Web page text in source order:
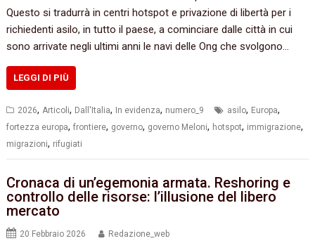
Questo si tradurrà in centri hotspot e privazione di libertà per i
richiedenti asilo, in tutto il paese, a cominciare dalle città in cui
sono arrivate negli ultimi anni le navi delle Ong che svolgono…
LEGGI DI PIÙ
2026,Articoli, Dall'Italia, In evidenza, numero_9 asilo, Europa,
fortezza europa,frontiere, governo, governo Meloni, hotspot, immigrazione,
migrazioni, rifugiati
Cronaca di un’egemonia armata. Reshoring e
controllo delle risorse: l’illusione del libero
mercato
20 Febbraio 2026 Redazione_web